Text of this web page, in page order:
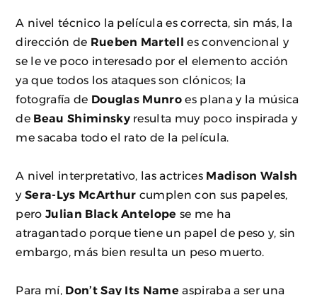
A nivel técnico la película es correcta, sin más, la
dirección de Rueben Martell es convencional y
se le ve poco interesado por el elemento acción
ya que todos los ataques son clónicos; la
fotografía de Douglas Munro es plana y la música
de Beau Shiminskyresulta muy poco inspirada y
me sacaba todo el rato de la película.
A nivel interpretativo, las actrices Madison Walsh
ySera-Lys McArthur cumplen con sus papeles,
peroJulian Black Antelope se me ha
atragantado porque tiene un papel de peso y, sin
embargo, más bien resulta un peso muerto.
Para mí, Don’t Say Its Name aspiraba a ser una